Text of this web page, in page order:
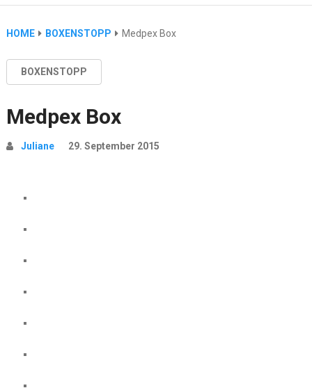
HOME BOXENSTOPP Medpex Box
BOXENSTOPP
Medpex Box
Juliane 29. September 2015